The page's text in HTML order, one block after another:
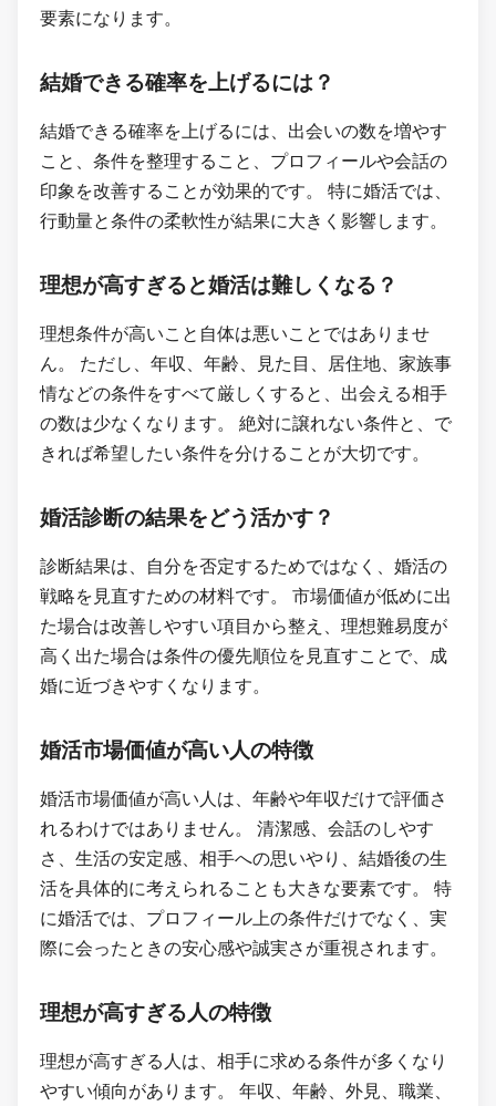
要素になります。
結婚できる確率を上げるには？
結婚できる確率を上げるには、出会いの数を増やす
こと、条件を整理すること、プロフィールや会話の
印象を改善することが効果的です。 特に婚活では、
行動量と条件の柔軟性が結果に大きく影響します。
理想が高すぎると婚活は難しくなる？
理想条件が高いこと自体は悪いことではありませ
ん。 ただし、年収、年齢、見た目、居住地、家族事
情などの条件をすべて厳しくすると、出会える相手
の数は少なくなります。 絶対に譲れない条件と、で
きれば希望したい条件を分けることが大切です。
婚活診断の結果をどう活かす？
診断結果は、自分を否定するためではなく、婚活の
戦略を見直すための材料です。 市場価値が低めに出
た場合は改善しやすい項目から整え、理想難易度が
高く出た場合は条件の優先順位を見直すことで、成
婚に近づきやすくなります。
婚活市場価値が高い人の特徴
婚活市場価値が高い人は、年齢や年収だけで評価さ
れるわけではありません。 清潔感、会話のしやす
さ、生活の安定感、相手への思いやり、結婚後の生
活を具体的に考えられることも大きな要素です。 特
に婚活では、プロフィール上の条件だけでなく、実
際に会ったときの安心感や誠実さが重視されます。
理想が高すぎる人の特徴
理想が高すぎる人は、相手に求める条件が多くなり
やすい傾向があります。 年収、年齢、外見、職業、